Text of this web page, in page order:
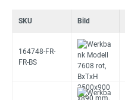
SKU Bild
164748-FR-
FR-BS